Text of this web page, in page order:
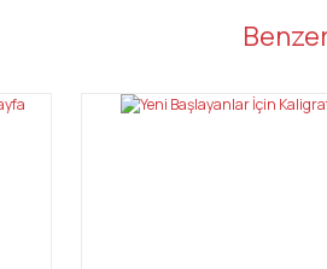
ve diğer konularda yetersiz gördüğünüz